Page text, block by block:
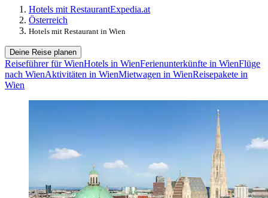
Hotels mit RestaurantExpedia.at
Österreich
Hotels mit Restaurant in Wien
Deine Reise planen
Reiseführer für WienHotels in WienFerienunterkünfte in WienFlüge
nach WienAktivitäten in WienMietwagen in WienReisepakete in
Wien